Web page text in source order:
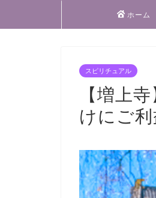
ホーム
スピリチュアル
【増上
けにご利